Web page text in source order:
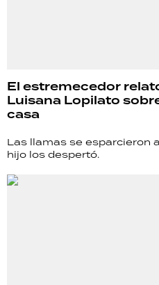
El estremecedor
Luisana Lopilato
casa
Las llamas se esparcieron
hijo los despertó.